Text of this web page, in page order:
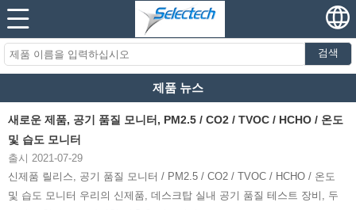
검색
제품 뉴스
새로운 제품, 공기 품질 모니터, PM2.5 / CO2 / TVOC / HCHO / 온도
및 습도 모니터
출시 2021-07-29
신제품 릴리스, 공기 품질 모니터 / PM2.5 / CO2 / TVOC / HCHO / 온도
및 습도 모니터 우리의 신제품, 데스크탑 실내 공기 품질 테스트 장비, 두